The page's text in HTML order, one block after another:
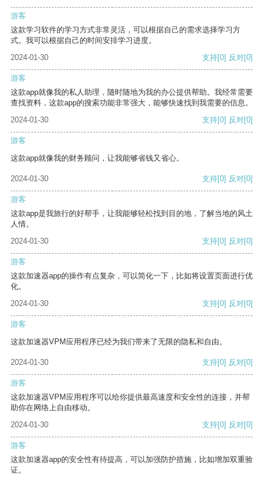
游客
这款学习软件的学习方式非常灵活，可以根据自己的需求选择学习方
式。我可以根据自己的时间安排学习进度。
2024-01-30
支持[0] 反对[0]
游客
这款app就像我的私人助理，随时随地为我的办公提供帮助。我经常需要
查找资料，这款app的搜索功能非常强大，能够快速找到我需要的信息。
2024-01-30
支持[0] 反对[0]
游客
这款app就像我的财务顾问，让我能够省钱又省心。
2024-01-30 支持[0] 反对[0]
游客
这款app是我旅行的好帮手，让我能够轻松找到目的地，了解当地的风土
人情。
2024-01-30
支持[0] 反对[0]
游客
这款加速器app的操作有点复杂，可以简化一下，比如将设置页面进行优
化。
2024-01-30
支持[0] 反对[0]
游客
这款加速器VPM应用程序已经为我们带来了无限的隐私和自由。
2024-01-30 支持[0] 反对[0]
游客
这款加速器VPM应用程序可以给你提供最高速度和安全性的连接，并帮
助你在网络上自由移动。
2024-01-30
支持[0] 反对[0]
游客
这款加速器app的安全性有待提高，可以加强防护措施，比如增加双重验
证。